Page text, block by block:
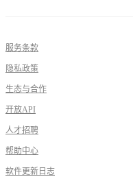
服务条款
隐私政策
生态与合作
开放API
人才招聘
帮助中心
软件更新日志